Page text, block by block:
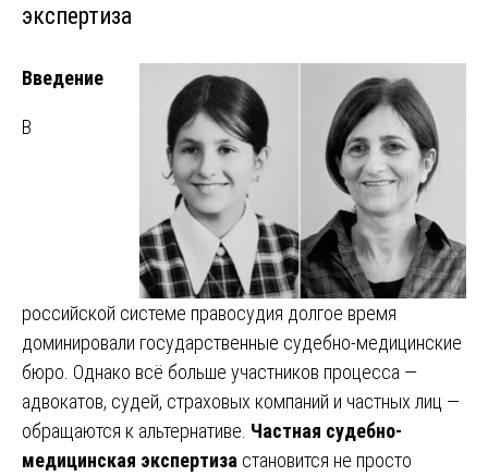
экспертиза
Введение
В
российской системе правосудия долгое время
доминировали государственные судебно-медицинские
бюро. Однако всё больше участников процесса —
адвокатов, судей, страховых компаний и частных лиц —
обращаются к альтернативе. Частная судебно-
медицинская экспертиза становится не просто